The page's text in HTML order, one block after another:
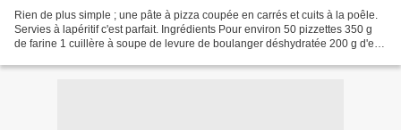
Rien de plus simple ; une pâte à pizza coupée en carrés et cuits à la poêle.
Servies à lapéritif c'est parfait. Ingrédients Pour environ 50 pizzettes 350 g
de farine 1 cuillère à soupe de levure de boulanger déshydratée 200 g d'eau